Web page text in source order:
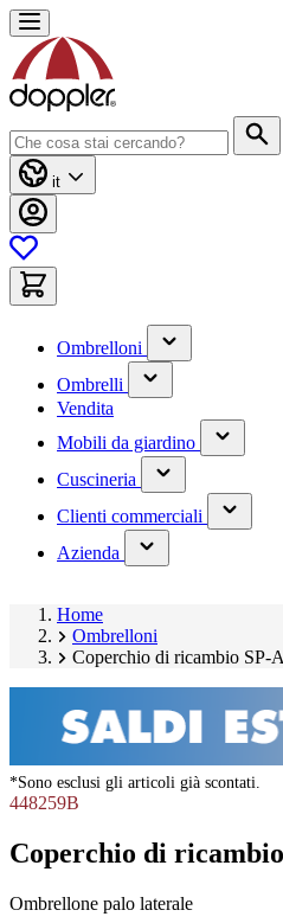
Salta
al
contenuto
it
Ombrelloni
(contiene
un
sottomenu)
Ombrelli
(contiene
un
Vendita
Mobili da giardino
(contiene
un
Cuscineria
(contiene
un
sottomenu)
Clienti commerciali
(has
submenu)
Azienda
(has
submenu)
Home
Ombrelloni
Coperchio di ricambio SP-
*Sono esclusi gli articoli già scontati.
448259B
Coperchio di
Ombrellone palo laterale